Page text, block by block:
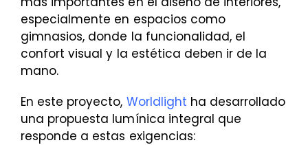
especialmente en espacios como
gimnasios, donde la funcionalidad, el
confort visual y la estética deben ir de la
mano.
En este proyecto, Worldlight ha desarrollado
una propuesta lumínica integral que
responde a estas exigencias: